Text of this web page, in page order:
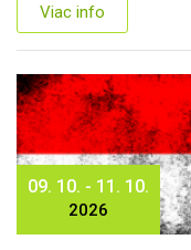
Viac info
09. 10. - 11. 10.
2026